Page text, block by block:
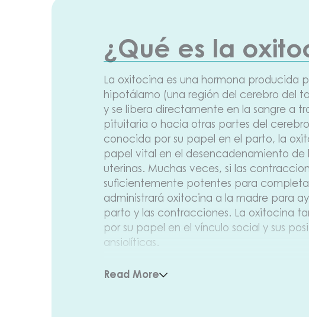
¿Qué es la
La oxitocina es una hormona producida
hipotálamo (una región del cerebro del
y se libera directamente en la sangre a
pituitaria o hacia otras partes del
conocida por su papel en el parto, la
papel vital en el desencadenamiento de
uterinas. Muchas veces, si las
suficientemente potentes para
administrará oxitocina a la madre para
parto y las contracciones. La oxitocina
por su papel en el vínculo social y sus
ansiolíticas.
Contáctenos
Read More